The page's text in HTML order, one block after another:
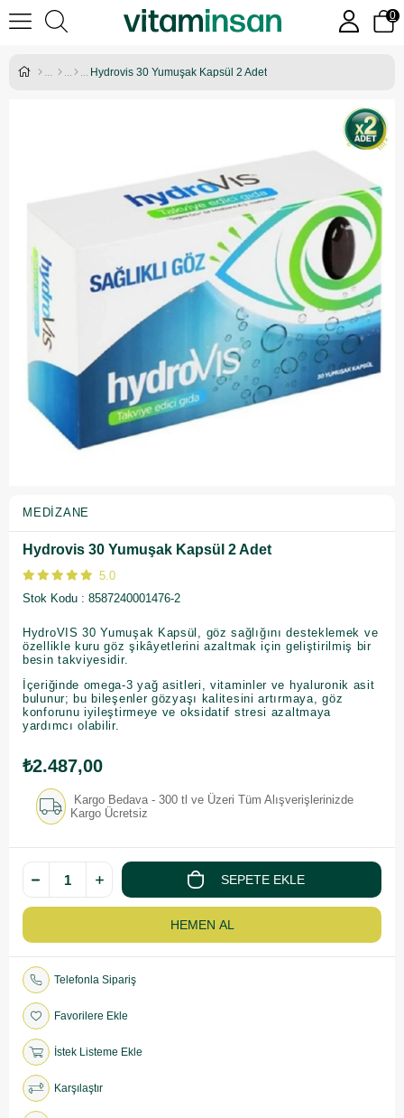
0
Hydrovis 30 Yumuşak Kapsül 2 Adet
MEDIZANE
Hydrovis 30 Yumuşak Kapsül 2 Adet
5.0
Stok Kodu
8587240001476-2
HydroVIS 30 Yumuşak Kapsül, göz sağlığını desteklemek ve
özellikle kuru göz şikâyetlerini azaltmak için geliştirilmiş bir
besin takviyesidir.
İçeriğinde omega-3 yağ asitleri, vitaminler ve hyaluronik asit
bulunur; bu bileşenler gözyaşı kalitesini artırmaya, göz
konforunu iyileştirmeye ve oksidatif stresi azaltmaya
yardımcı olabilir.
₺2.487,00
Kargo Bedava - 300 tl ve Üzeri Tüm Alışverişlerinizde
Kargo Ücretsiz
Telefonla Sipariş
Favorilere Ekle
İstek Listeme Ekle
Karşılaştır